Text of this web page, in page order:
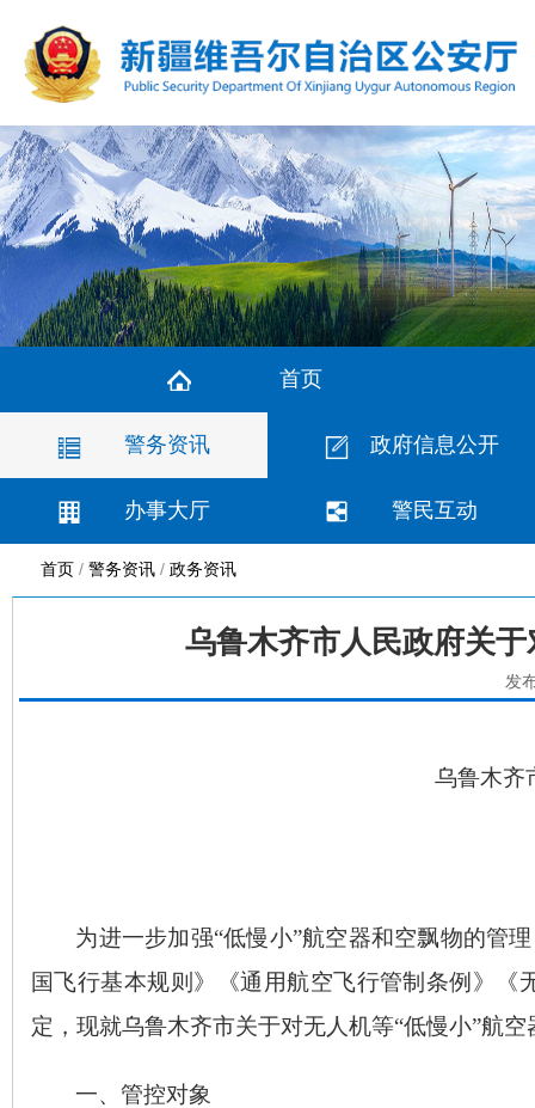
首页
警务资讯 政府信息公开
办事大厅 警民互动
首页 / 警务资讯 / 政务资讯
乌鲁木齐市人民政府关
发
乌鲁木齐
为进一步加强“低慢小”航空器和空飘物的管
国飞行基本规则》《通用航空飞行管制条例》
定，现就乌鲁木齐市关于对无人机等“低慢小”航空
一、管控对象